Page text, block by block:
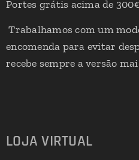
Portes grátis acima de
Trabalhamos com um
encomenda para evitar
recebe sempre a versão
LOJA VIRTUAL